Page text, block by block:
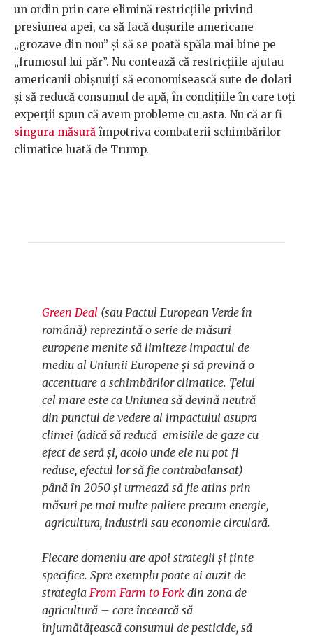
un ordin prin care elimină restricțiile privind
presiunea apei, ca să facă dușurile americane
„grozave din nou” și să se poată spăla mai bine pe
„frumosul lui păr”. Nu contează că restricțiile ajutau
americanii obișnuiți să economisească sute de dolari
și să reducă consumul de apă, în condițiile în care toți
experții spun că avem probleme cu asta. Nu că ar fi
singura măsură împotriva combaterii schimbărilor
climatice luată de Trump.
Green Deal (sau Pactul European Verde în
română) reprezintă o serie de măsuri
europene menite să limiteze impactul de
mediu al Uniunii Europene și să prevină o
accentuare a schimbărilor climatice. Țelul
cel mare este ca Uniunea să devină neutră
din punctul de vedere al impactului asupra
climei (adică să reducă emisiile de gaze cu
efect de seră și, acolo unde ele nu pot fi
reduse, efectul lor să fie contrabalansat)
până în 2050 și urmează să fie atins prin
măsuri pe mai multe paliere precum energie,
agricultura, industrii sau economie circulară.
Fiecare domeniu are apoi strategii și ținte
specifice. Spre exemplu poate ai auzit de
strategia From Farm to Fork din zona de
agricultură – care încearcă să
înjumătățească consumul de pesticide, să